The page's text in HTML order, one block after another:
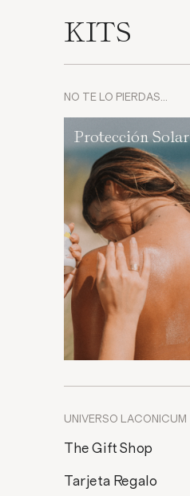
KITS
NO TE LO PIERDAS…
Protección Solar
UNIVERSO LACONICUM
The Gift Shop
Tarjeta Regalo